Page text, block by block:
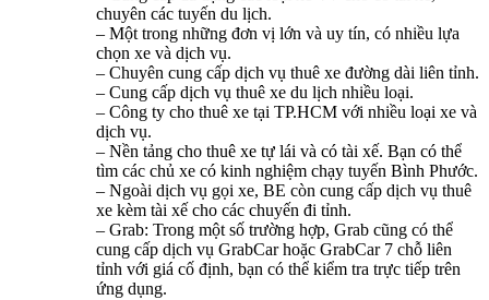
chuyên các tuyến du lịch.
– Một trong những đơn vị lớn và uy tín, có nhiều lựa
chọn xe và dịch vụ.
– Chuyên cung cấp dịch vụ thuê xe đường dài liên tỉnh.
– Cung cấp dịch vụ thuê xe du lịch nhiều loại.
– Công ty cho thuê xe tại TP.HCM với nhiều loại xe và
dịch vụ.
– Nền tảng cho thuê xe tự lái và có tài xế. Bạn có thể
tìm các chủ xe có kinh nghiệm chạy tuyến Bình Phước.
– Ngoài dịch vụ gọi xe, BE còn cung cấp dịch vụ thuê
xe kèm tài xế cho các chuyến đi tỉnh.
– Grab: Trong một số trường hợp, Grab cũng có thể
cung cấp dịch vụ GrabCar hoặc GrabCar 7 chỗ liên
tỉnh với giá cố định, bạn có thể kiểm tra trực tiếp trên
ứng dụng.